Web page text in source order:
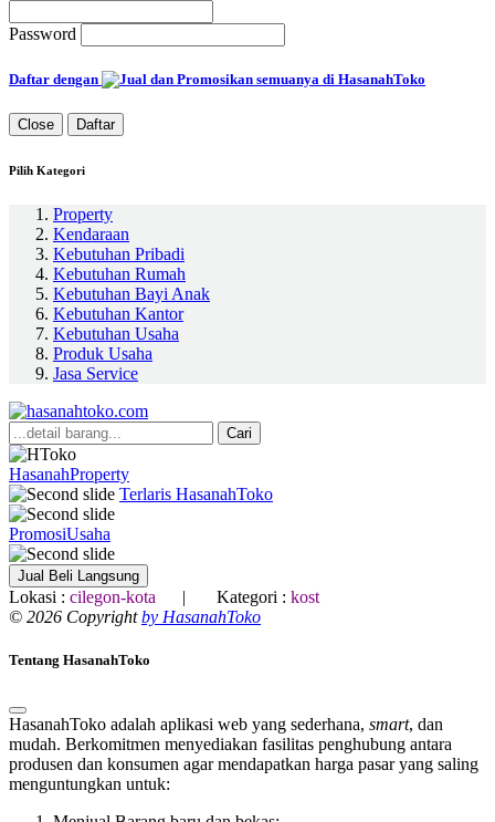
Password
Daftar dengan
Close Daftar
Pilih Kategori
Property
Kendaraan
Kebutuhan Pribadi
Kebutuhan Rumah
Kebutuhan Bayi Anak
Kebutuhan Kantor
Kebutuhan Usaha
Produk Usaha
Jasa Service
Cari
HasanahProperty
Terlaris HasanahToko
PromosiUsaha
Jual Beli Langsung
Lokasi : cilegon-kota | Kategori : kost
© 2026 Copyrightby HasanahToko
Tentang HasanahToko
HasanahToko adalah aplikasi web yang sederhana, smart, dan
mudah. Berkomitmen menyediakan fasilitas penghubung antara
produsen dan konsumen agar mendapatkan harga pasar yang saling
menguntungkan untuk: